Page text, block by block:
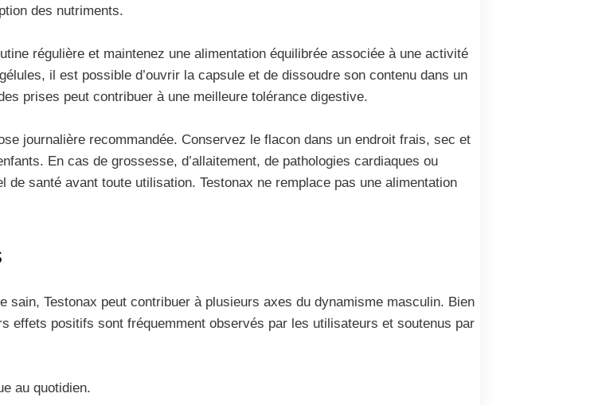
des nutriments.
régulière et maintenez une alimentation équilibrée associée à une activité
il est possible d’ouvrir la capsule et de dissoudre son contenu dans un
prises peut contribuer à une meilleure tolérance digestive.
journalière recommandée. Conservez le flacon dans un endroit frais, sec et
En cas de grossesse, d’allaitement, de pathologies cardiaques ou
de santé avant toute utilisation. Testonax ne remplace pas une alimentation
sain, Testonax peut contribuer à plusieurs axes du dynamisme masculin. Bien
effets positifs sont fréquemment observés par les utilisateurs et soutenus par
au quotidien.